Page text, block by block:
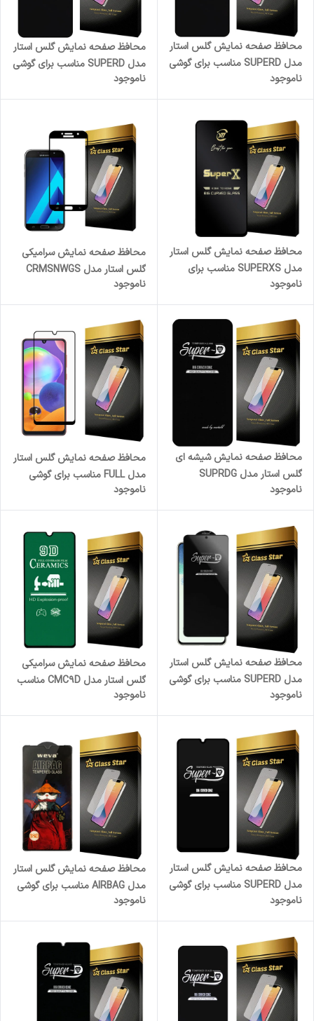
محافظ صفحه نمایش گلس استار
مدل SUPERD مناسب برای گوشی
موبایل اپل iPhone 12
ناموجود
محافظ صفحه نمایش گلس استار
مدل SUPERD مناسب برای گوشی
موبایل اپل iPhone 12 Pro Max
ناموجود
محافظ صفحه نمایش گلس استار
مدل SUPERXS مناسب برای
Note 13 Pro
ناموجود
محافظ صفحه نمایش سرامیکی
گلس استار مدل CRMSNWGS
مناسب برای گوشی موبایل
سامسونگ Galaxy A7 2017 /
A720
ناموجود
محافظ صفحه نمایش شیشه ای
گلس استار مدل SUPRDG
مناسب برای گوشی موبایل
سامسونگ Galaxy A56 5G
ناموجود
محافظ صفحه نمایش گلس استار
مدل FULL مناسب برای گوشی
موبایل سامسونگ Galaxy A31
ناموجود
محافظ صفحه نمایش گلس استار
مدل SUPERD مناسب برای گوشی
FE 5G
ناموجود
محافظ صفحه نمایش سرامیکی
گلس استار مدل CMC9D مناسب
برای گوشی موبایل سامسونگ
Galaxy A14
ناموجود
محافظ صفحه نمایش گلس استار
مدل SUPERD مناسب برای گوشی
5G
ناموجود
محافظ صفحه نمایش گلس استار
مدل AIRBAG مناسب برای گوشی
موبایل سامسونگ Galaxy A30s
ناموجود